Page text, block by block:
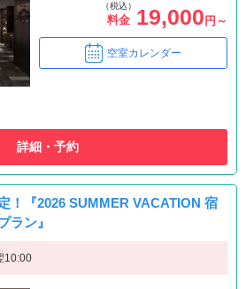
（税込）
料金 19,000 円～
空室カレンダー
詳細・予約
！『2026 SUMMER VACATION 宿
ラン』
10:00